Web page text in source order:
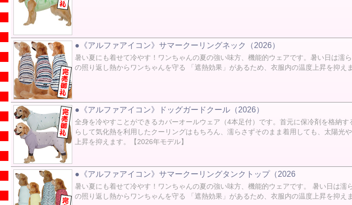
●《アルファアイコン》サマークーリングネック（2026）
暑い夏にも着せて冷やす！ワンちゃんの夏の強い味方、機能的ウェアです。暑い日は
の照り返し熱からワンちゃんを守る 「遮熱効果」があるため、衣服内の温度上昇を抑え
●《アルファアイコン》ドッグガードクール（2026）
全身を冷やすことができるカバーオールウェア（4本足付）です。 首元に保冷剤を格納
らして気化熱を利用したクーリングはもちろん、濡らさずそのまま着用しても、太陽
上昇を抑えます。【2026年モデル】
●《アルファアイコン》サマークーリングタンクトップ（2026
暑い夏にも着せて冷やす！ワンちゃんの夏の強い味方、機能的ウェアです。 暑い日は
の照り返し熱からワンちゃんを守る 「遮熱効果」があるため、衣服内の温度上昇を抑え